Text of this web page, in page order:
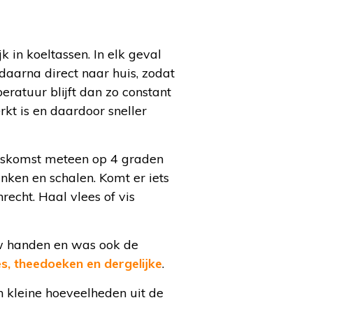
in koeltassen. In elk geval
direct naar huis, zodat
blijft dan zo constant
is en daardoor sneller
meteen op 4 graden
en schalen. Komt er iets
Haal vlees of vis
en was ook de
theedoeken en dergelijke.
kleine hoeveelheden uit de